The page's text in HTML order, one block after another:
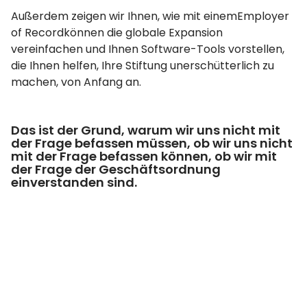
Außerdem zeigen wir Ihnen, wie mit einemEmployer
of Recordkönnen die globale Expansion
vereinfachen und Ihnen Software-Tools vorstellen,
die Ihnen helfen, Ihre Stiftung unerschütterlich zu
machen, von Anfang an.
Das ist der Grund, warum wir uns nicht mit
der Frage befassen müssen, ob wir uns nicht
mit der Frage befassen können, ob wir mit
der Frage der Geschäftsordnung
einverstanden sind.